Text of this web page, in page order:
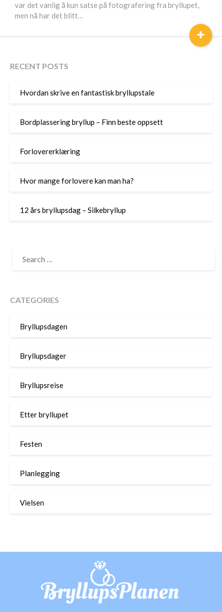
var det vanlig å kun satse på fotografering fra bryllupet,
men nå har det blitt…
+
RECENT POSTS
Hvordan skrive en fantastisk bryllupstale
Bordplassering bryllup – Finn beste oppsett
Forlovererklæring
Hvor mange forlovere kan man ha?
12 års bryllupsdag – Silkebryllup
CATEGORIES
Bryllupsdagen
Bryllupsdager
Bryllupsreise
Etter bryllupet
Festen
Planlegging
Vielsen